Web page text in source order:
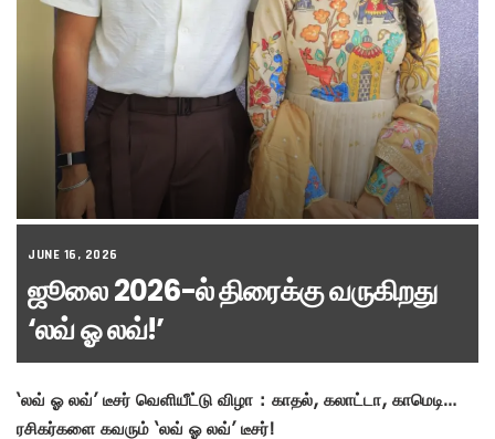
JUNE 16, 2026
ஜூலை 2026-ல் திரைக்கு வருகிறது
‘லவ் ஓ லவ்!’
‘லவ் ஓ லவ்’ டீசர் வெளியீட்டு விழா : காதல், கலாட்டா, காமெடி…
ரசிகர்களை கவரும் ‘லவ் ஓ லவ்’ டீசர்!